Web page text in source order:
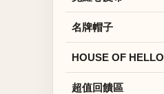
名牌帽子
HOUSE OF HELLO
超值回饋區